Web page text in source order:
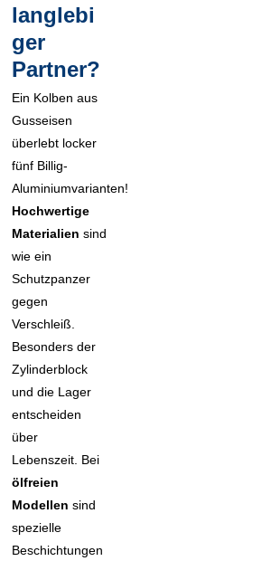
langlebi
ger
Partner?
Ein Kolben aus
Gusseisen
überlebt locker
fünf Billig-
Aluminiumvarianten!
Hochwertige
Materialien sind
wie ein
Schutzpanzer
gegen
Verschleiß.
Besonders der
Zylinderblock
und die Lager
entscheiden
über
Lebenszeit. Bei
ölfreien
Modellen sind
spezielle
Beschichtungen